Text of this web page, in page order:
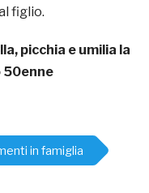
figlio.
picchia e umilia la
50enne
in famiglia